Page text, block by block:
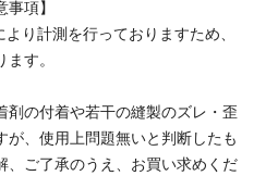
項】
り計測を行っておりますため、
す。
の付着や若干の縫製のズレ・歪
、使用上問題無いと判断したも
、ご了承のうえ、お買い求めくだ